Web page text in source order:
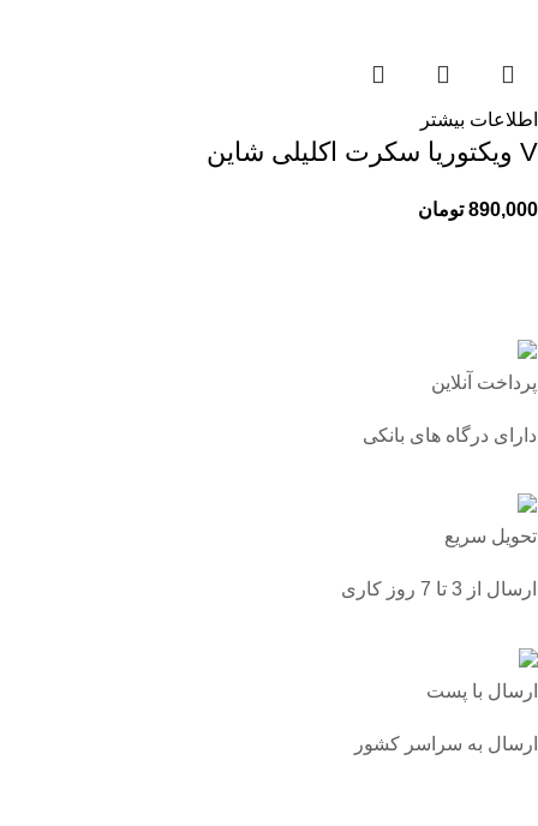
اطلاعات بیشتر
V ویکتوریا سکرت اکلیلی شاین
890,000 تومان
پرداخت آنلاین
دارای درگاه های بانکی
تحویل سریع
ارسال از 3 تا 7 روز کاری
ارسال با پست
ارسال به سراسر کشور